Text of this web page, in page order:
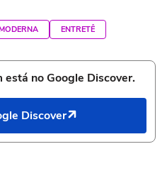
ENTRETÊ
está no Google Discover.
Discover